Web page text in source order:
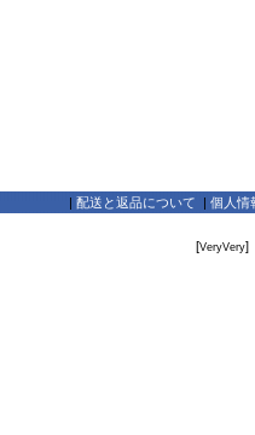
| 配送と返品について | 個人情
[VeryVery]